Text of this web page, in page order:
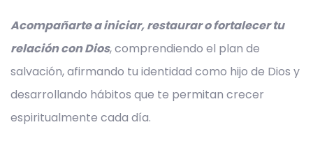
Acompañarte a iniciar, restaurar o fortalecer tu
relación con Dios, comprendiendo el plan de
salvación, afirmando tu identidad como hijo de Dios y
desarrollando hábitos que te permitan crecer
espiritualmente cada día.